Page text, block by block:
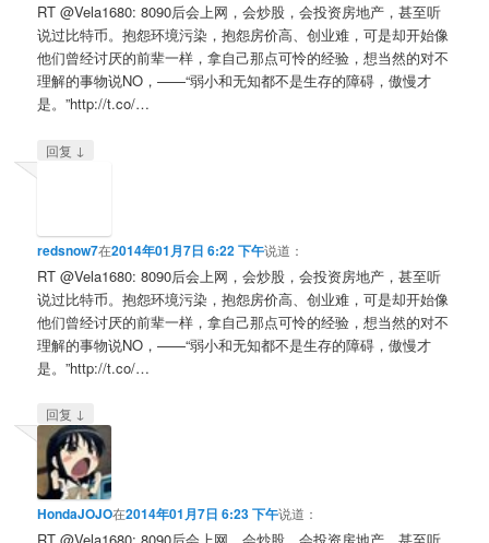
RT @Vela1680: 8090后会上网，会炒股，会投资房地产，甚至听
说过比特币。抱怨环境污染，抱怨房价高、创业难，可是却开始像
他们曾经讨厌的前辈一样，拿自己那点可怜的经验，想当然的对不
理解的事物说NO，——“弱小和无知都不是生存的障碍，傲慢才
是。”http://t.co/…
回复 ↓
redsnow7在2014年01月7日 6:22 下午说道：
RT @Vela1680: 8090后会上网，会炒股，会投资房地产，甚至听
说过比特币。抱怨环境污染，抱怨房价高、创业难，可是却开始像
他们曾经讨厌的前辈一样，拿自己那点可怜的经验，想当然的对不
理解的事物说NO，——“弱小和无知都不是生存的障碍，傲慢才
是。”http://t.co/…
回复 ↓
HondaJOJO在2014年01月7日 6:23 下午说道：
RT @Vela1680: 8090后会上网，会炒股，会投资房地产，甚至听